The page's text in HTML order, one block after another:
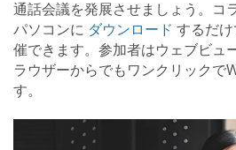
通話会議を発展させましょう。コ
パソコンに ダウンロード するだ
催できます。参加者はウェブビュ
ラウザーからでもワンクリックで
す。